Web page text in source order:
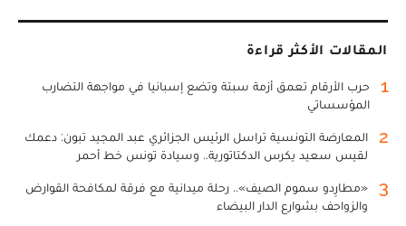
المقالات الأكثر قراءة
1
حرب الأرقام تعمق أزمة سبتة وتضع إسبانيا في مواجهة التضارب
المؤسساتي
2
المعارضة التونسية تراسل الرئيس الجزائري عبد المجيد تبون: دعمك
لقيس سعيد يكرس الدكتاتورية.. وسيادة تونس خط أحمر
3
«مطارِدو سموم الصيف».. رحلة ميدانية مع فرقة لمكافحة القوارض
والزواحف بشوارع الدار البيضاء